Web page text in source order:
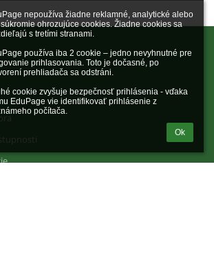
nepoužíva žiadne reklamné, analytické alebo
ohrozujúce cookies. Žiadne cookies sa
s tretími stranami.
používa iba 2 cookie – jedno nevyhnutné pre
prihlasovania. Toto je dočasné, po
prehliadača sa odstráni.
cookie zvyšuje bezpečnosť prihlásenia - vďaka
EduPage vie identifikovať prihlásenie z
počítača.
Ok